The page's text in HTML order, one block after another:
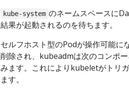
kube-system のネームスペースに
結果が起動されるのを待ちます。
セルフホスト型のPodが操作可能に
削除され、kubeadmは次のコンポ
みます。これによりkubeletがトリ
ます。